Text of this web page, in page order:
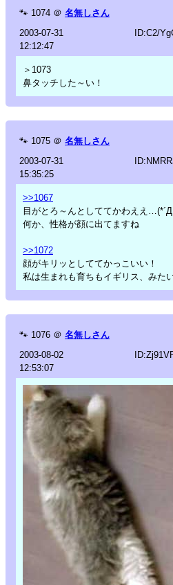
🐾 1074 ＠ 名無しさん
2003-07-31
12:12:47
ID:C2/
＞1073
鼻タッチした～い！
🐾 1075 ＠ 名無しさん
2003-07-31
15:35:25
>>1067
目がとろ～んとしててかわええ
何か、性格が顔に出てますね
>>1072
顔がキリッとしててかっこいい！
私は生まれも育ちもイギリス、みた
🐾 1076 ＠ 名無しさん
2003-08-02
12:53:07